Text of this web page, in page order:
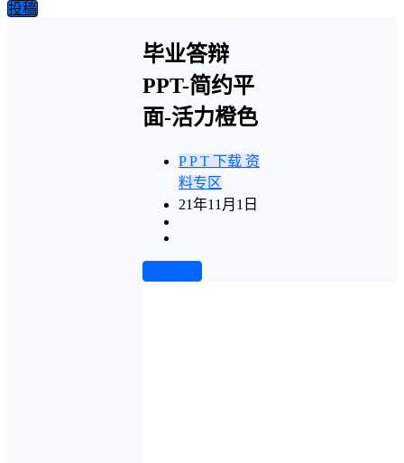
投稿
毕业答辩
PPT-简约平
面-活力橙色
P P T 下载 资
料专区
21年11月1日